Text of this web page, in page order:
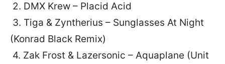
2. DMX Krew – Placid Acid
3. Tiga & Zyntherius – Sunglasses At Night
(Konrad Black Remix)
4. Zak Frost & Lazersonic – Aquaplane (Unit